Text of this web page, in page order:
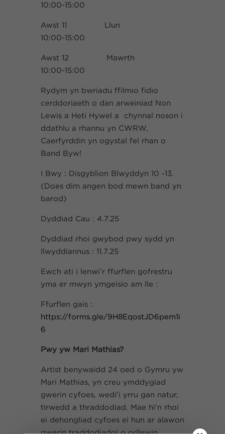
10:00-15:00
Awst 11 Llun
10:00-15:00
Awst 12 Mawrth
10:00-15:00
Rydym yn bwriadu ffilmio fidio
cerddoriaeth o dan arweiniad Non
Lewis a Heti Hywel a chynnal noson i
ddathlu a rhannu yn CWRW,
Caerfyrddin yn ogystal fel rhan o
Band Byw!
I Bwy : Disgyblion Blwyddyn 10 -13.
(Does dim angen bod mewn band yn
barod)
Dyddiad Cau : 4.7.25
Dyddiad rhoi gwybod pwy sydd yn
llwyddiannus : 11.7.25
Ewch ati i lenwi’r ffurflen gofrestru
yma er mwyn ymgeisio am lle :
Ffurflen gais :
https://forms.gle/9H8EqostJD6pem1i
6
Pwy yw Mari Mathias?
Artist benywaidd 24 oed o Gymru yw
Mari Mathias, yn creu ymddygiad
gwerin cyfoes, wedi'i yrru gan natur,
tirwedd a thraddodiad. Mae hi'n rhoi
ei dehongliad cyfoes ei hun ar alawon
gwerin traddodiadol o orllewin